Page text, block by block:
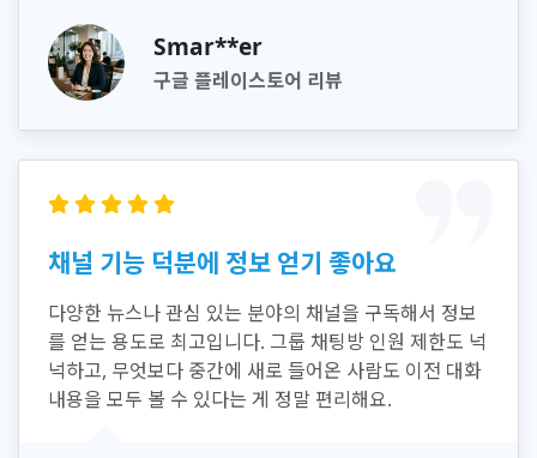
Smar**er
구글 플레이스토어 리뷰
채널 기능 덕분에 정보 얻기 좋아요
다양한 뉴스나 관심 있는 분야의 채널을 구독해서 정보
를 얻는 용도로 최고입니다. 그룹 채팅방 인원 제한도 넉
넉하고, 무엇보다 중간에 새로 들어온 사람도 이전 대화
내용을 모두 볼 수 있다는 게 정말 편리해요.